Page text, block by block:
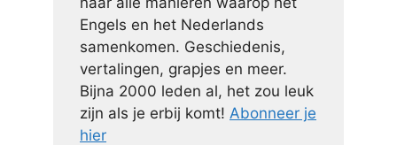
Engels en het Nederlands
samenkomen. Geschiedenis,
vertalingen, grapjes en meer.
Bijna 2000 leden al, het zou leuk
zijn als je erbij komt! Abonneer je
hier